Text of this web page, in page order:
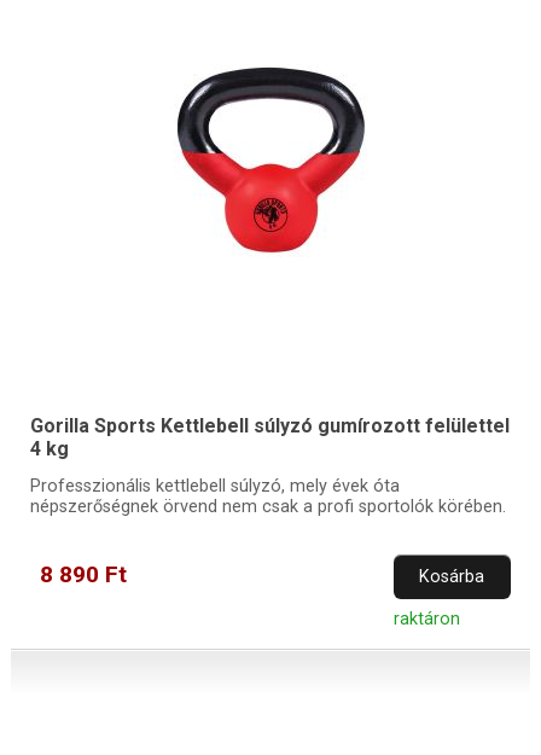
Gorilla Sports Kettlebell súlyzó gumírozott felülettel
4 kg
Professzionális kettlebell súlyzó, mely évek óta
népszerőségnek örvend nem csak a profi sportolók körében.
8 890 Ft Kosárba
raktáron